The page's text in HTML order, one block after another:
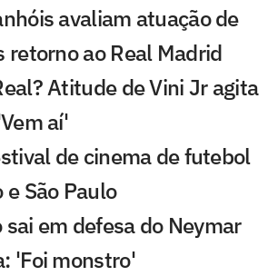
avaliam atuação de
retorno ao Real Madrid
Atitude de Vini Jr agita
aí'
de cinema de futebol
e São Paulo
sai em defesa do Neymar
'Foi monstro'